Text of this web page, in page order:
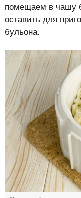
помещаем в чашу
оставить для
бульона.